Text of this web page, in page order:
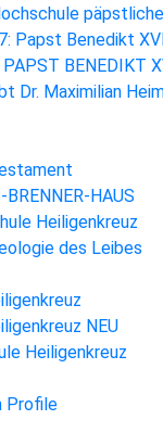
Papst Benedikt
BENEDIKT
Dr. Maximilian
HAUS
Heiligenkreuz
des Leibes
NEU
Heiligenkreuz
Profile